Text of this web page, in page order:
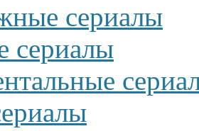
сериалы
сериалы